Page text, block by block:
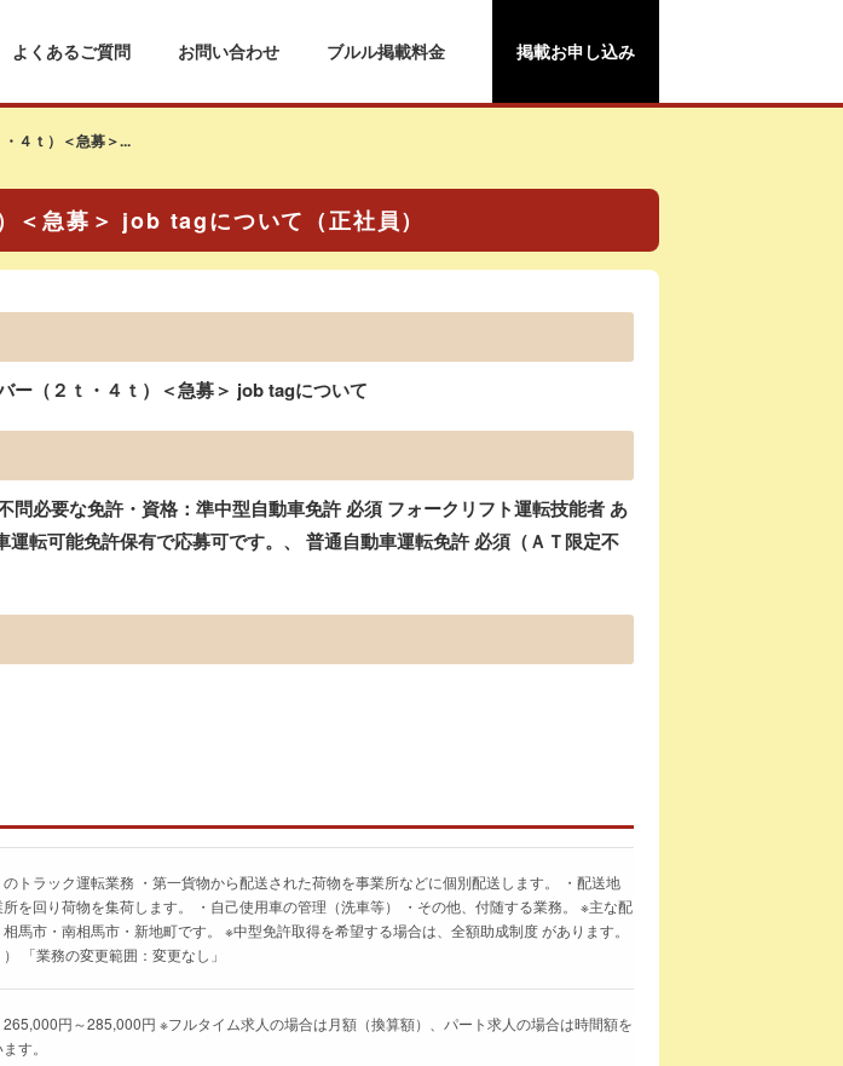
よくあるご質問 お問い合わせ ブルル掲載料金 掲載お申し込み
４ｔ）＜急募＞...
＜急募＞ job tagについて（正社員）
ー（２ｔ・４ｔ）＜急募＞ job tagについて
問必要な免許・資格：準中型自動車免許 必須 フォークリフト運転技能者 あ
運転可能免許保有で応募可です。、 普通自動車運転免許 必須（ＡＴ限定不
のトラック運転業務 ・第一貨物から配送された荷物を事業所などに個別配送します。 ・配送地
を回り荷物を集荷します。 ・自己使用車の管理（洗車等） ・その他、付随する業務。 ※主な配
馬市・南相馬市・新地町です。 ※中型免許取得を希望する場合は、全額助成制度 があります。
） 「業務の変更範囲：変更なし」
円～285,000円 ※フルタイム求人の場合は月額（換算額）、パート求人の場合は時間額を
す。